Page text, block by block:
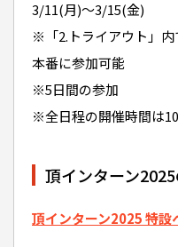
3/11(月)〜3/15(金)
※「2.トライアウト」
本番に参加可能
※5日間の参加
※全日程の開催時間は
頂インターン
頂インターン2025 特設